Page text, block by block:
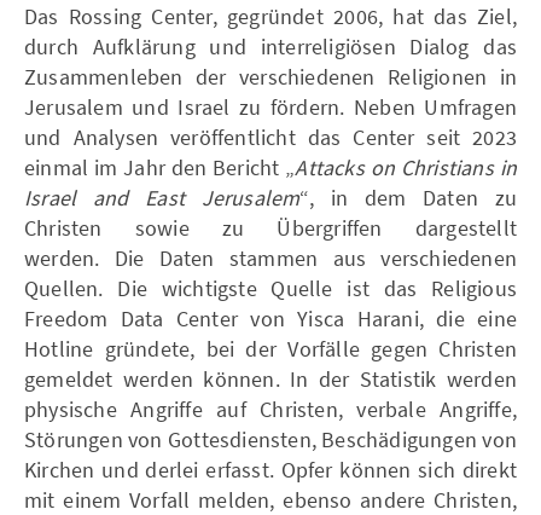
Das Rossing Center, gegründet 2006, hat das Ziel,
durch Aufklärung und interreligiösen Dialog das
Zusammenleben der verschiedenen Religionen in
Jerusalem und Israel zu fördern. Neben Umfragen
und Analysen veröffentlicht das Center seit 2023
einmal im Jahr den Bericht „Attacks on Christians in
Israel and East Jerusalem“, in dem Daten zu
Christen sowie zu Übergriffen dargestellt
werden. Die Daten stammen aus verschiedenen
Quellen. Die wichtigste Quelle ist das Religious
Freedom Data Center von Yisca Harani, die eine
Hotline gründete, bei der Vorfälle gegen Christen
gemeldet werden können. In der Statistik werden
physische Angriffe auf Christen, verbale Angriffe,
Störungen von Gottesdiensten, Beschädigungen von
Kirchen und derlei erfasst. Opfer können sich direkt
mit einem Vorfall melden, ebenso andere Christen,